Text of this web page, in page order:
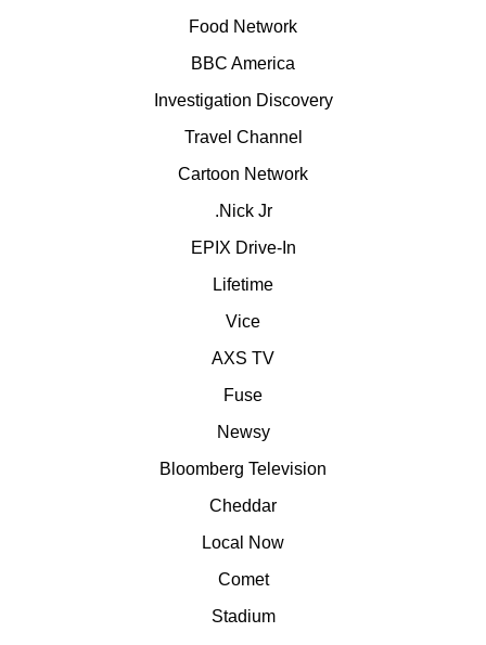
Food Network
BBC America
Investigation Discovery
Travel Channel
Cartoon Network
Nick Jr.
EPIX Drive-In
Lifetime
Vice
AXS TV
Fuse
Newsy
Bloomberg Television
Cheddar
Local Now
Comet
Stadium